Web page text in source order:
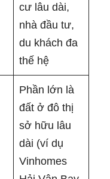
cư lâu dài,
nhà đầu tư,
du khách đa
thế hệ
Phần lớn là
đất ở đô thị
sở hữu lâu
dài (ví dụ
Vinhomes